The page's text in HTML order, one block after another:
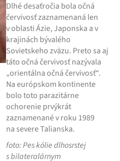
Dlhé desaťročia bola očná
červivosť zaznamenaná len
v oblasti Ázie, Japonska a v
krajinách bývalého
Sovietskeho zväzu. Preto sa aj
táto očná červivosť nazývala
„orientálna očná červivosť“.
Na európskom kontinente
bolo toto parazitárne
ochorenie prvýkrát
zaznamenané v roku 1989
na severe Talianska.
foto: Pes kólie dlhosrstej
s bilateralárnym